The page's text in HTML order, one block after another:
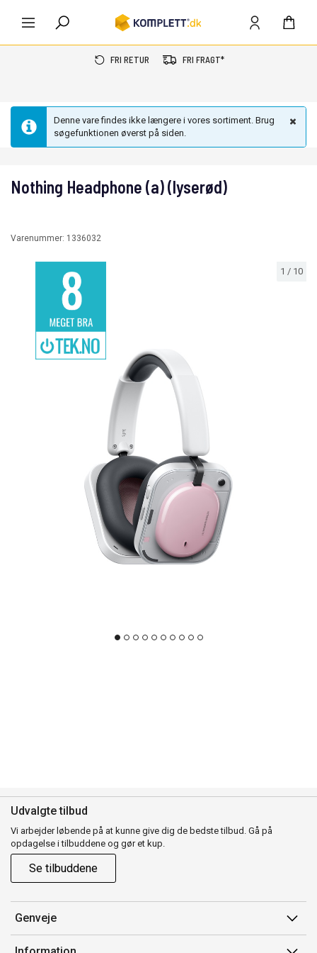
FRI RETUR FRI FRAGT*
Denne vare findes ikke længere i vores sortiment. Brug
søgefunktionen øverst på siden.
1 / 10
Nothing Headphone (a) (lyserød)
Varenummer: 1336032
Udvalgte tilbud
Vi arbejder løbende på at kunne give dig de bedste tilbud. Gå på
opdagelse i tilbuddene og gør et kup.
Se tilbuddene
Genveje
Min side